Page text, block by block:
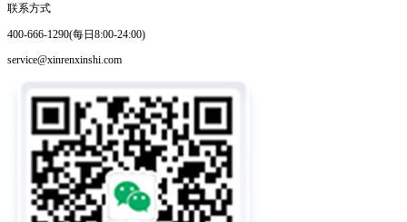
联系方式
400-666-1290(每日8:00-24:00)
service@xinrenxinshi.com